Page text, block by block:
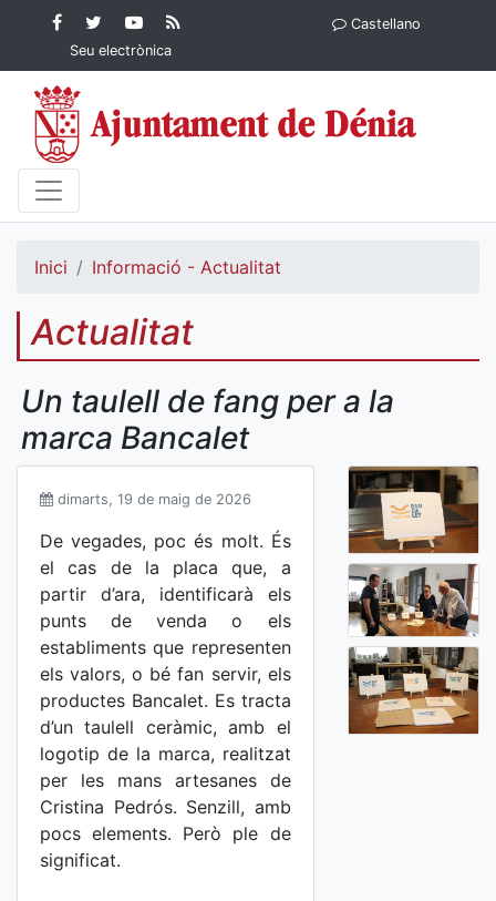
Contingut principalFacebook
Ajuntament de Dénia
Twitter
Ajuntament de
Dénia
YouTube
Ajuntament
de Dénia
Ajuntament
Seu electrònica
Castellano
Inici Informació - Actualitat
Actualitat
Un taulell de fang per a la
marca Bancalet
dimarts, 19 de maig de 2026
De vegades, poc és molt. És
el cas de la placa que, a
partir d’ara, identificarà els
punts de venda o els
establiments que representen
els valors, o bé fan servir, els
productes Bancalet. Es tracta
d’un taulell ceràmic, amb el
logotip de la marca, realitzat
per les mans artesanes de
Cristina Pedrós. Senzill, amb
pocs elements. Però ple de
significat.